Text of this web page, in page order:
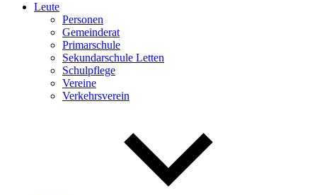
Leute
Personen
Gemeinderat
Primarschule
Sekundarschule Letten
Schulpflege
Vereine
Verkehrsverein